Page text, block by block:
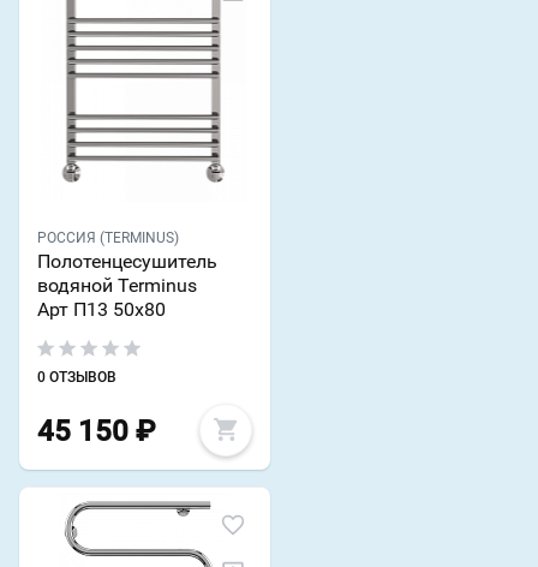
РОССИЯ (TERMINUS)
Полотенцесушитель
водяной Terminus
Арт П13 50х80
0 ОТЗЫВОВ
45 150 ₽